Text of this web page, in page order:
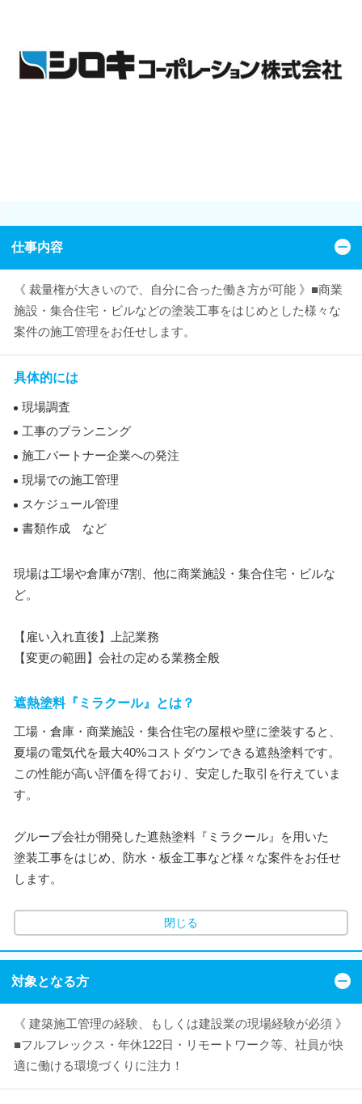
仕事内容
《 裁量権が大きいので、自分に合った働き方が可能 》■商業
施設・集合住宅・ビルなどの塗装工事をはじめとした様々な
案件の施工管理をお任せします。
具体的には
現場調査
工事のプランニング
施工パートナー企業への発注
現場での施工管理
スケジュール管理
書類作成 など
現場は工場や倉庫が7割、他に商業施設・集合住宅・ビルな
ど。
【雇い入れ直後】上記業務
【変更の範囲】会社の定める業務全般
遮熱塗料『ミラクール』とは？
工場・倉庫・商業施設・集合住宅の屋根や壁に塗装すると、
夏場の電気代を最大40%コストダウンできる遮熱塗料です。
この性能が高い評価を得ており、安定した取引を行えていま
す。
グループ会社が開発した遮熱塗料『ミラクール』を用いた
塗装工事をはじめ、防水・板金工事など様々な案件をお任せ
します。
閉じる
対象となる方
《 建築施工管理の経験、もしくは建設業の現場経験が必須 》
■フルフレックス・年休122日・リモートワーク等、社員が快
適に働ける環境づくりに注力！